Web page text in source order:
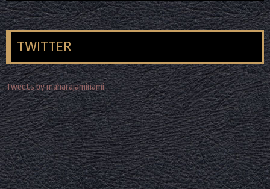
TWITTER
Tweets by maharajaminami